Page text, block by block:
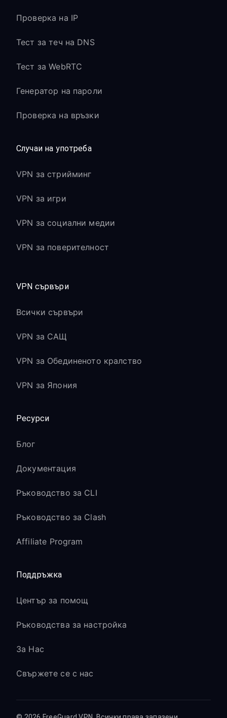
Проверка на IP
Тест за теч на DNS
Тест за WebRTC
Генератор на пароли
Проверка на връзки
Случаи на употреба
VPN за стрийминг
VPN за игри
VPN за социални медии
VPN за поверителност
VPN сървъри
Всички сървъри
VPN за САЩ
VPN за Обединеното кралство
VPN за Япония
Ресурси
Блог
Документация
Ръководство за CLI
Ръководство за Clash
Affiliate Program
Поддръжка
Център за помощ
Ръководства за настройка
За Нас
Свържете се с нас